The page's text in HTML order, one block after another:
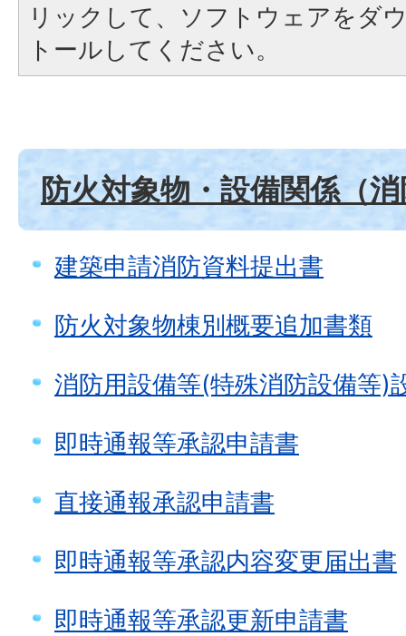
リックして、ソフトウェアをダ
トールしてください。
防火対象物・設備関係（
建築申請消防資料提出書
防火対象物棟別概要追加書類
消防用設備等(特殊消防設備等)
即時通報等承認申請書
直接通報承認申請書
即時通報等承認内容変更届出書
即時通報等承認更新申請書